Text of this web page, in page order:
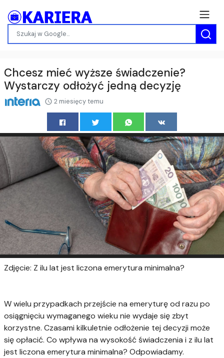
Chcesz mieć wyższe świadczenie?
Wystarczy odłożyć jedną decyzję
2 miesięcy temu
Zdjęcie: Z ilu lat jest liczona emerytura minimalna?
W wielu przypadkach przejście na emeryturę od razu po
osiągnięciu wymaganego wieku nie wydaje się zbyt
korzystne. Czasami kilkuletnie odłożenie tej decyzji może
się opłacić. Co wpływa na wysokość świadczenia i z ilu lat
jest liczona emerytura minimalna? Odpowiadamy.